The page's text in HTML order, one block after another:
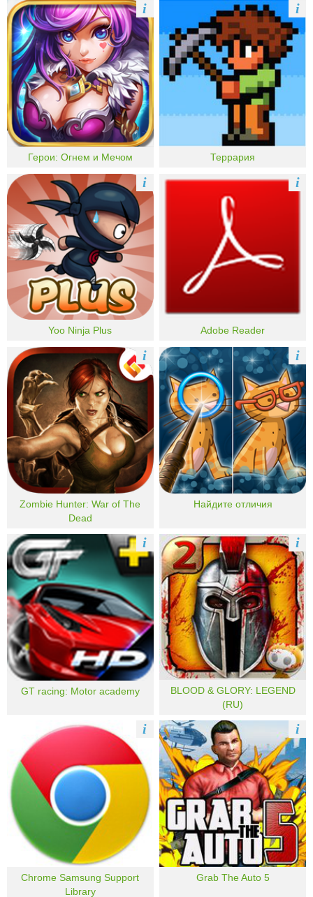
Герои: Огнем и Мечом
i
Террария
i
Yoo Ninja Plus
i
Adobe Reader
i
Zombie Hunter: War of The
Dead
i
Найдите отличия
i
GT racing: Motor academy
i
BLOOD & GLORY: LEGEND
(RU)
i
Chrome Samsung Support
Library
i
Grab The Auto 5
i